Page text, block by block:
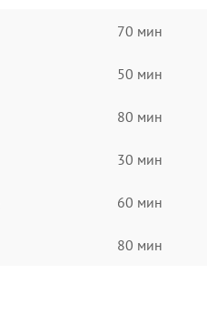
70 мин
50 мин
80 мин
30 мин
60 мин
80 мин